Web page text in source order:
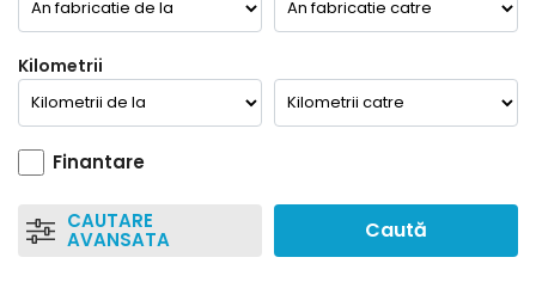
Kilometrii
Finantare
CAUTARE
AVANSATA Caută